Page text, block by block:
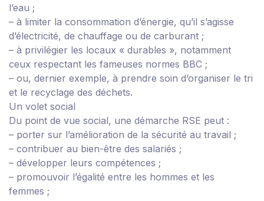
l’eau ;
– à limiter la consommation d’énergie, qu’il s’agisse
d’électricité, de chauffage ou de carburant ;
– à privilégier les locaux « durables », notamment
ceux respectant les fameuses normes BBC ;
– ou, dernier exemple, à prendre soin d’organiser le tri
et le recyclage des déchets.
Un volet social
Du point de vue social, une démarche RSE peut :
– porter sur l’amélioration de la sécurité au travail ;
– contribuer au bien-être des salariés ;
– développer leurs compétences ;
– promouvoir l’égalité entre les hommes et les
femmes ;